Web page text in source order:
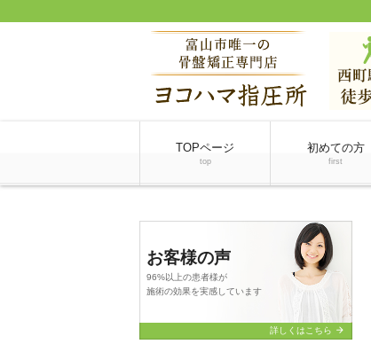
TOPページ
top
初めての方
first
お客様の声
96%以上の患者様が
施術の効果を実感しています
詳しくはこちら arrow_forward